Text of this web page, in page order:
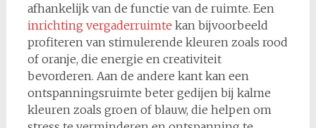
afhankelijk van de functie van de ruimte. Een
inrichting vergaderruimte kan bijvoorbeeld
profiteren van stimulerende kleuren zoals rood
of oranje, die energie en creativiteit
bevorderen. Aan de andere kant kan een
ontspanningsruimte beter gedijen bij kalme
kleuren zoals groen of blauw, die helpen om